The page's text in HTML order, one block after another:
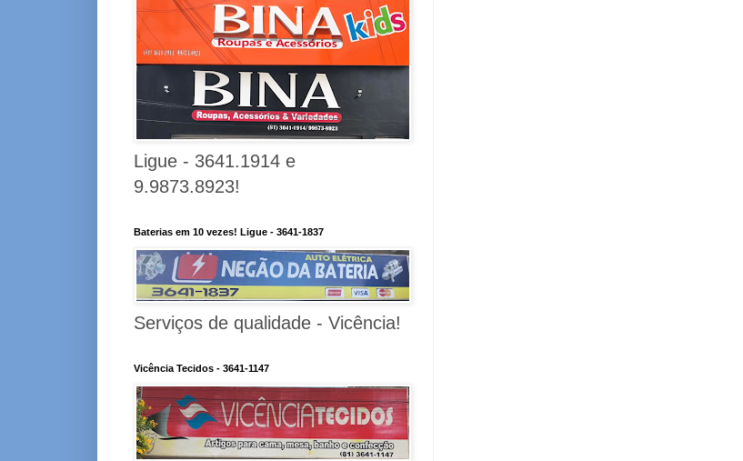
Ligue - 3641.1914 e
9.9873.8923!
Baterias em 10 vezes! Ligue - 3641-1837
Serviços de qualidade - Vicência!
Vicência Tecidos - 3641-1147